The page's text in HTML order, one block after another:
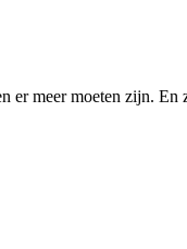
meer moeten zijn.